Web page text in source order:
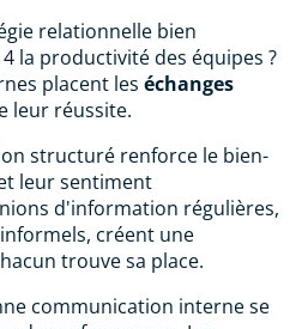
relationnelle bien
la productivité des équipes ?
placent les échanges
leur réussite.
structuré renforce le bien-
leur sentiment
d'information régulières,
créent une
trouve sa place.
communication interne se